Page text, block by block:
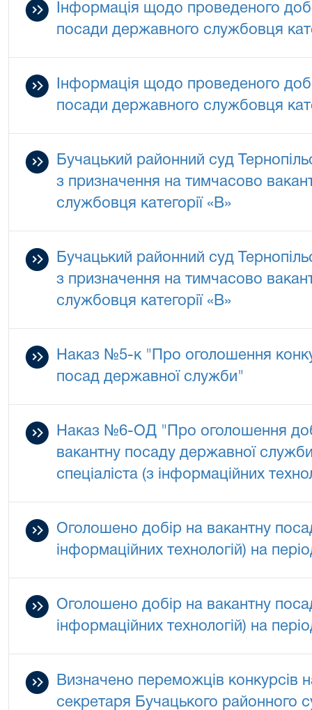
Інформація щодо проведеного
посади державного службовця
Інформація щодо проведеного
посади державного службовця
Бучацький районний суд
з призначення на тимчасово
службовця категорії «В»
Бучацький районний суд
з призначення на тимчасово
службовця категорії «В»
Наказ №5-к "Про оголошення
посад державної служби"
Наказ №6-ОД "Про оголошення
вакантну посаду державної служби
спеціаліста (з інформаційних
Оголошено добір на вакантну
інформаційних технологій) на
Оголошено добір на вакантну
інформаційних технологій) на
Визначено переможців конкурсів
секретаря Бучацького районного